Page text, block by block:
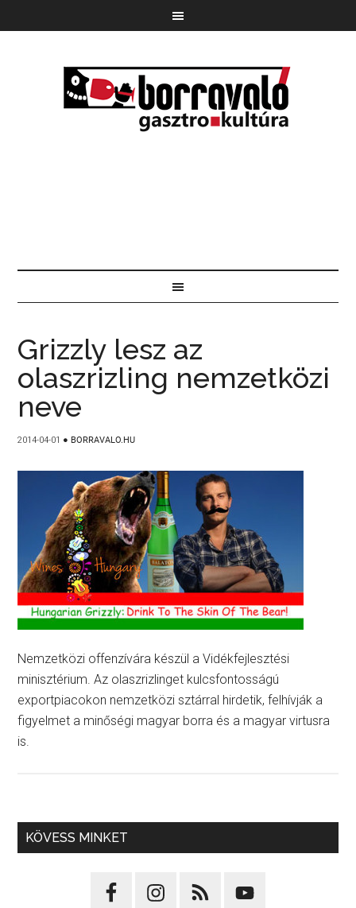
Grizzly lesz az
olaszrizling nemzetközi
neve
2014-04-01 ● BORRAVALO.HU
Nemzetközi offenzívára készül a Vidékfejlesztési
minisztérium. Az olaszrizlinget kulcsfontosságú
exportpiacokon nemzetközi sztárral hirdetik, felhívják a
figyelmet a minőségi magyar borra és a magyar virtusra
is.
KÖVESS MINKET